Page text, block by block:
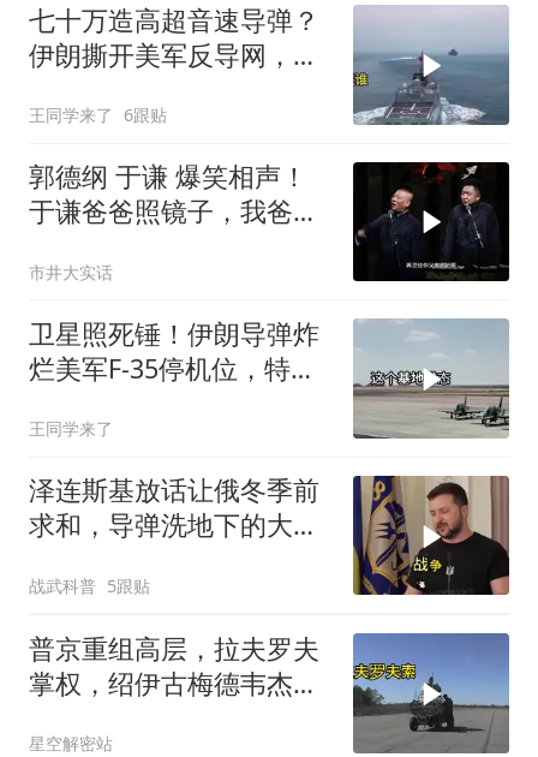
七十万造高超音速导弹？
伊朗撕开美军反导网，炸
王同学来了 6跟贴
郭德纲 于谦 爆笑相声！
于谦爸爸照镜子，我爸爸
了
市井大实话
卫星照死锤！伊朗导弹炸
烂美军F-35停机位，特朗
王同学来了
泽连斯基放话让俄冬季前
求和，导弹洗地下的大饼
战武科普 5跟贴
普京重组高层，拉夫罗夫
掌权，绍伊古梅德韦杰夫
星空解密站